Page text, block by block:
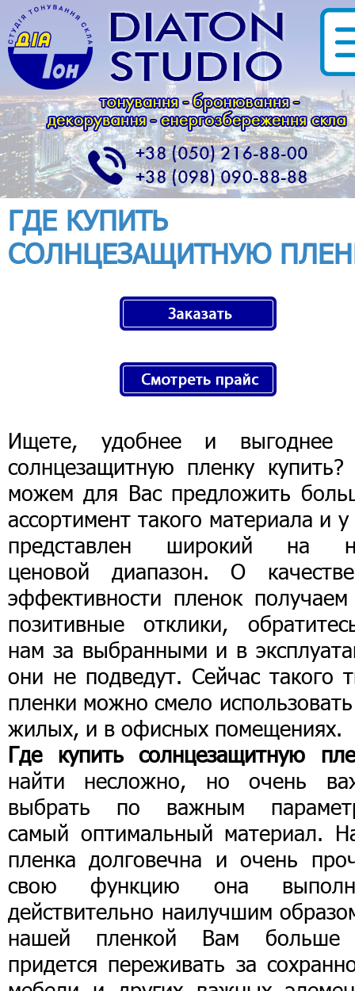
ГДЕ КУПИТЬ
СОЛНЦЕЗАЩИТНУЮ
Ищете, удобнее и выгоднее
солнцезащитную пленку
можем для Вас предложить
ассортимент такого материала и у
представлен широкий на
ценовой диапазон. О
эффективности пленок
позитивные отклики,
нам за выбранными и в
они не подведут. Сейчас такого
пленки можно смело
жилых, и в офисных помещениях.
Где купить солнцезащитную
найти несложно, но очень
выбрать по важным
самый оптимальный материал.
пленка долговечна и очень
свою функцию она
действительно наилучшим
нашей пленкой Вам
придется переживать за